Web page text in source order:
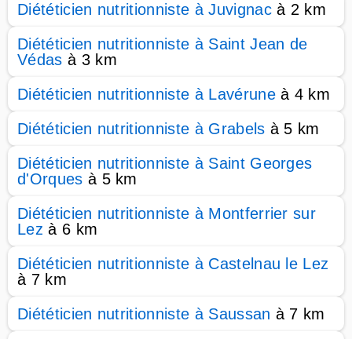
Diététicien nutritionniste à Juvignacà 2 km
Diététicien nutritionniste à Saint Jean de
Védas à 3 km
Diététicien nutritionniste à Lavéruneà 4 km
Diététicien nutritionniste à Grabels à 5 km
Diététicien nutritionniste à Saint Georges
d'Orques à 5 km
Diététicien nutritionniste à Montferrier sur
Lez à 6 km
Diététicien nutritionniste à Castelnau le Lez
à 7 km
Diététicien nutritionniste à Saussan à 7 km